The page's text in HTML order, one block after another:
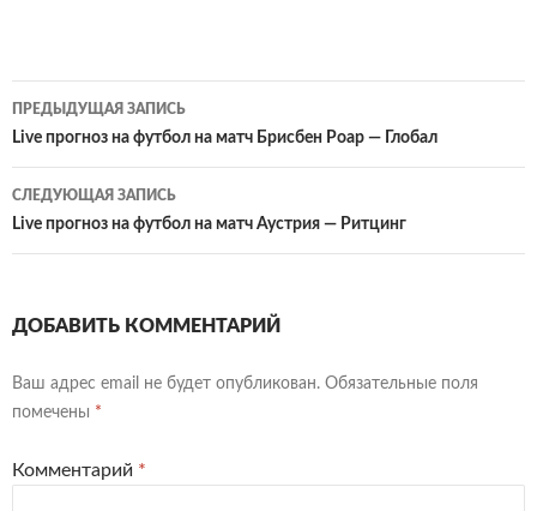
Навигация
по
записям
ПРЕДЫДУЩАЯ ЗАПИСЬ
Live прогноз на футбол на матч Брисбен Роар — Глобал
СЛЕДУЮЩАЯ ЗАПИСЬ
Live прогноз на футбол на матч Аустрия — Ритцинг
ДОБАВИТЬ КОММЕНТАРИЙ
Ваш адрес email не будет опубликован. Обязательные поля
помечены *
Комментарий *